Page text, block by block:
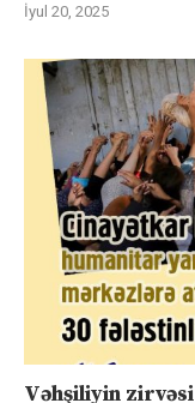
İyul 20, 2025
Vəhşiliyin zirvəsi